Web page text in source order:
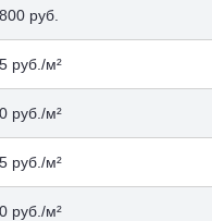
руб.
руб./м²
руб./м²
руб./м²
руб./м²